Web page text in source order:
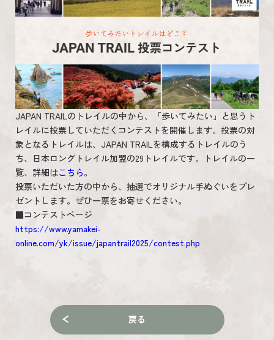
JAPAN TRAILのトレイルの中から、「歩いてみたい」と思うト
レイルに投票していただくコンテストを開催します。投票の対
象となるトレイルは、JAPAN TRAILを構成するトレイルのう
ち、日本ロングトレイル加盟の29トレイルです。トレイルの一
覧、詳細はこちら。
投票いただいた方の中から、抽選でオリジナル手ぬぐいをプレ
ゼントします。ぜひ一票をお寄せください。
■コンテストページ
https://www.yamakei-
online.com/yk/issue/japantrail2025/contest.php
戻る